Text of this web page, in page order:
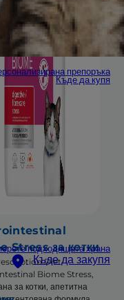
препоръка
Къде да купя
подходящата храна
Къде да закупя
Stress за котки
Diet
Biome Stress,
за котки, апетитна